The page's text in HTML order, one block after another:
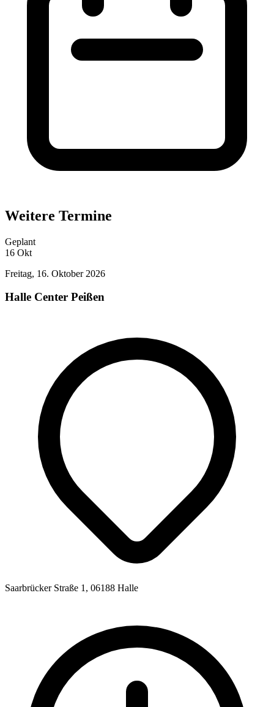
Weitere Termine
Geplant
16 Okt
Freitag, 16. Oktober 2026
Halle Center Peißen
Saarbrücker Straße 1, 06188 Halle